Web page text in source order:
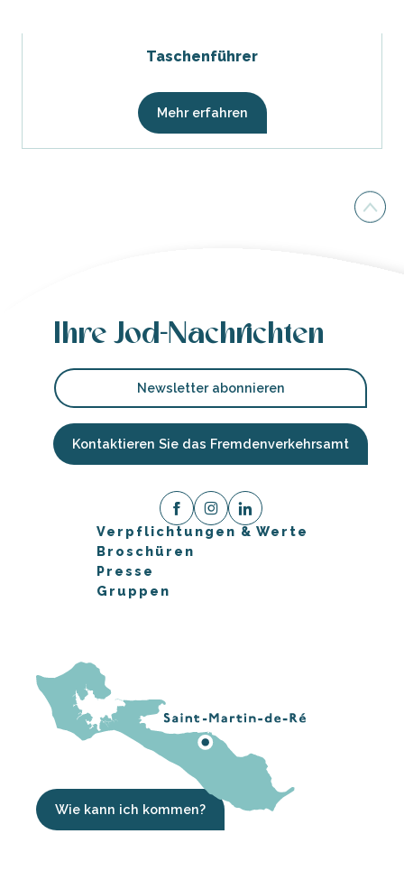
Taschenführer
Mehr erfahren
Ihre Jod-Nachrichten
Newsletter abonnieren
Kontaktieren Sie das Fremdenverkehrsamt
Verpflichtungen & Werte
Broschüren
Presse
Gruppen
Wie kann ich kommen?